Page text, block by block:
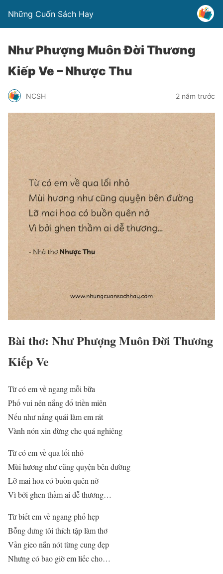
Những Cuốn Sách Hay
Như Phượng Muôn Đời Thương
Kiếp Ve – Nhược Thu
NCSH 2 năm trước
Bài thơ: Như Phượng Muôn Đời Thương
Kiếp Ve
Từ có em về ngang mỗi bữa
Phố vui nên nắng đổ triền miên
Nếu như nắng quái làm em rát
Vành nón xin đừng che quá nghiêng
Từ có em về qua lối nhỏ
Mùi hương như cũng quyện bên đường
Lỡ mai hoa có buồn quên nở
Vì bởi ghen thầm ai dễ thương…
Từ biết em về ngang phố hẹp
Bỗng dưng tôi thích tập làm thơ
Vần gieo nắn nót từng cung đẹp
Nhưng có bao giờ em liếc cho…